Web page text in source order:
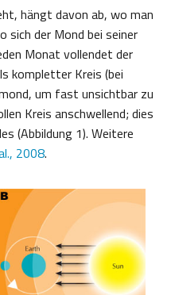
hängt davon ab, wo man
sich der Mond bei seiner
Monat vollendet der
kompletter Kreis (bei
um fast unsichtbar zu
Kreis anschwellend; dies
(Abbildung 1). Weitere
2008.